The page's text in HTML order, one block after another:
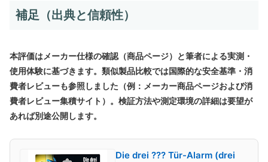
補足（出典と信頼性）
本評価はメーカー仕様の確認（商品ページ）と筆者による実測・
使用体験に基づきます。類似製品比較では国際的な安全基準・消
費者レビューも参照しました（例：メーカー商品ページおよび消
費者レビュー集積サイト）。検証方法や測定環境の詳細は要望が
あれば別途公開します。
Die drei ??? Tür-Alarm (drei